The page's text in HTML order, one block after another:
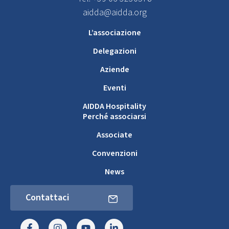
aidda@aidda.org
L’associazione
Delegazioni
Aziende
Eventi
AIDDA Hospitality
Perché associarsi
Associate
Convenzioni
News
Contattaci